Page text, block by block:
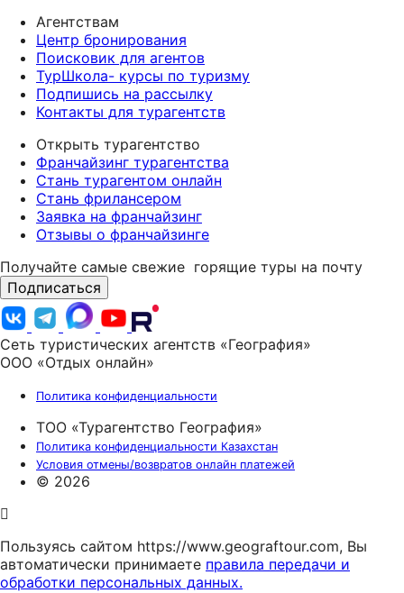
Агентствам
Центр бронирования
Поисковик для агентов
ТурШкола- курсы по туризму
Подпишись на рассылку
Контакты для турагентств
Открыть турагентство
Франчайзинг турагентства
Стань турагентом онлайн
Стань фрилансером
Заявка на франчайзинг
Отзывы о франчайзинге
Получайте самые свежие горящие туры на почту
Подписаться
Сеть туристических агентств «География»
ООО «Отдых онлайн»
Политика конфиденциальности
ТОО «Турагентство География»
Политика конфиденциальности Казахстан
Условия отмены/возвратов онлайн платежей
© 2026
Пользуясь сайтом https://www.geograftour.com, Вы
автоматически принимаете правила передачи и
обработки персональных данных.